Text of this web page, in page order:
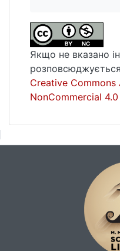
Якщо не вказано
розповсюджується
Creative
NonCommercial